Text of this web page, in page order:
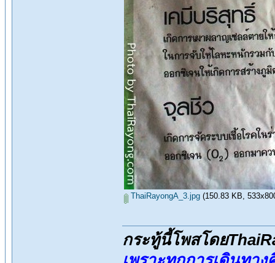
ThaiRayongA_3.jpg (150.83 KB,
กระทู้นี้โพสโดย